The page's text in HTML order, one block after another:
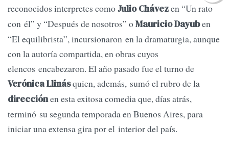
reconocidos interpretes comoJulio Chávezen “Un rato
con él” y “Después de nosotros” oMauricio Dayuben
“El equilibrista”, incursionaron en la dramaturgia, aunque
con la autoría compartida, en obras cuyos
elencos encabezaron. El año pasado fue el turno de
Verónica Llinásquien, además, sumó el rubro de la
direcciónen esta exitosa comedia que, días atrás,
terminó su segunda temporada en Buenos Aires, para
iniciar una extensa gira por el interior del país.